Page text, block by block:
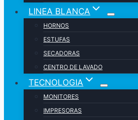
LINEA BLANCA
HORNOS
ESTUFAS
SECADORAS
CENTRO DE LAVADO
TECNOLOGIA
MONITORES
IMPRESORAS